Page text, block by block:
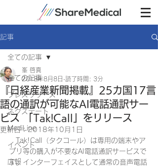
記事
全ての記事
プレスリリース
ネクステート
MediLine
イベント
広報
全ての記事
『日経産業新聞掲載』25カ国17言
語の通訳が可能なAI電話通訳サー
ビス 「Tak!Call」をリリース
峯 啓真
2018年8月8日 読了時間: 3分
更新日：2018年10月1日
Tak!Call（タクコール）は専用の端末やア
プリ等の購入が不要なAI電話通訳サービスで
す。インターフェイスとして通常の音声電話